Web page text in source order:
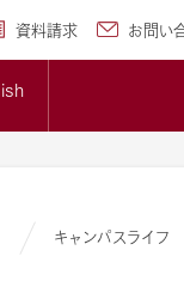
資料請求 お問い
広報誌
大学概要
キャンパスライフ